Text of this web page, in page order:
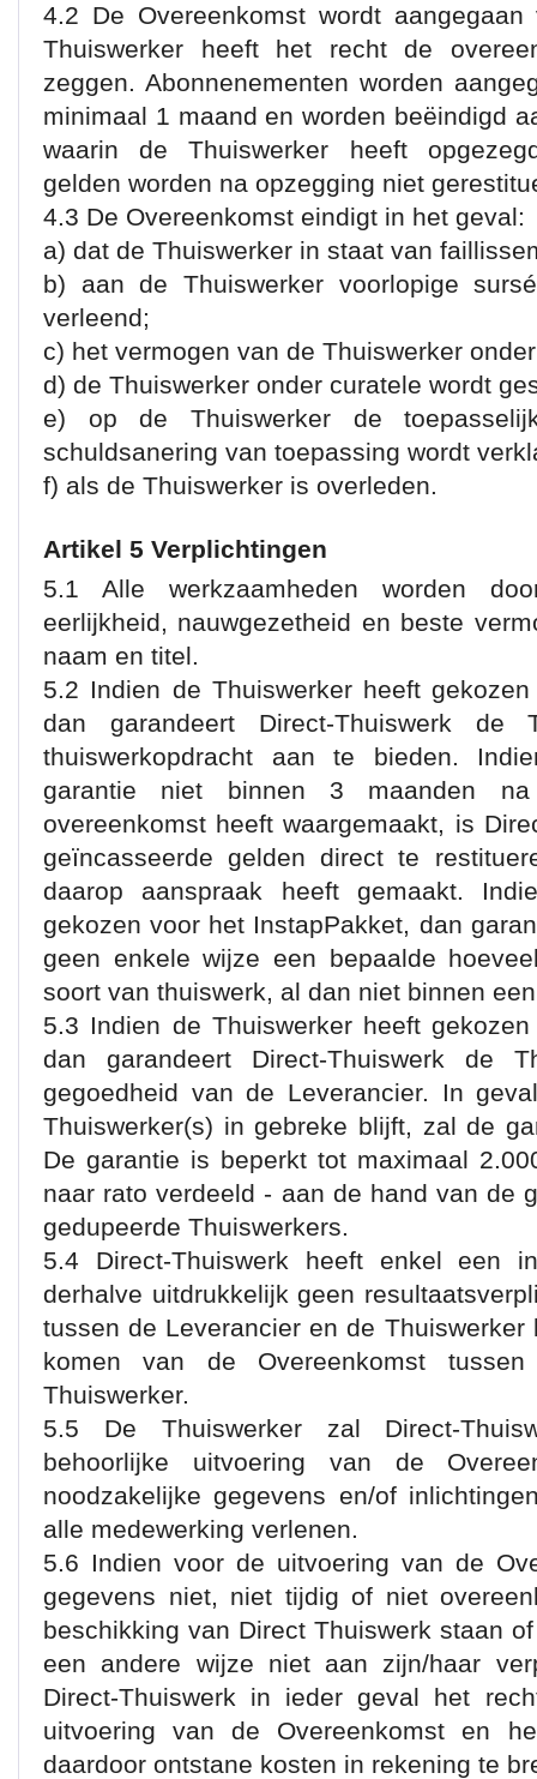
4.2 De Overeenkomst wordt
Thuiswerker heeft het recht de
zeggen. Abonnenementen worden
minimaal 1 maand en worden beëindigd
waarin de Thuiswerker heeft
gelden worden na opzegging niet
4.3 De Overeenkomst eindigt in het geval:
a) dat de Thuiswerker in staat van
b) aan de Thuiswerker voorlopige
verleend;
c) het vermogen van de Thuiswerker
d) de Thuiswerker onder curatele wordt
e) op de Thuiswerker de
schuldsanering van toepassing wordt
f) als de Thuiswerker is overleden.
Artikel 5 Verplichtingen
5.1 Alle werkzaamheden worden
eerlijkheid, nauwgezetheid en beste
naam en titel.
5.2 Indien de Thuiswerker heeft
dan garandeert Direct-Thuiswerk de
thuiswerkopdracht aan te bieden.
garantie niet binnen 3 maanden
overeenkomst heeft waargemaakt, is
geïncasseerde gelden direct te
daarop aanspraak heeft gemaakt.
gekozen voor het InstapPakket, dan
geen enkele wijze een bepaalde
soort van thuiswerk, al dan niet binnen
5.3 Indien de Thuiswerker heeft
dan garandeert Direct-Thuiswerk de
gegoedheid van de Leverancier. In
Thuiswerker(s) in gebreke blijft, zal de
De garantie is beperkt tot maximaal
naar rato verdeeld - aan de hand van de
gedupeerde Thuiswerkers.
5.4 Direct-Thuiswerk heeft enkel een
derhalve uitdrukkelijk geen
tussen de Leverancier en de
komen van de Overeenkomst
Thuiswerker.
5.5 De Thuiswerker zal Direct-
behoorlijke uitvoering van de
noodzakelijke gegevens en/of
alle medewerking verlenen.
5.6 Indien voor de uitvoering van de
gegevens niet, niet tijdig of niet
beschikking van Direct Thuiswerk staan
een andere wijze niet aan zijn/haar
Direct-Thuiswerk in ieder geval het
uitvoering van de Overeenkomst en
daardoor ontstane kosten in rekening te